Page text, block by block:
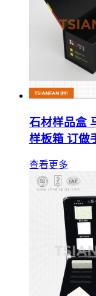
石材样品盒
样板箱 订做
查看更多